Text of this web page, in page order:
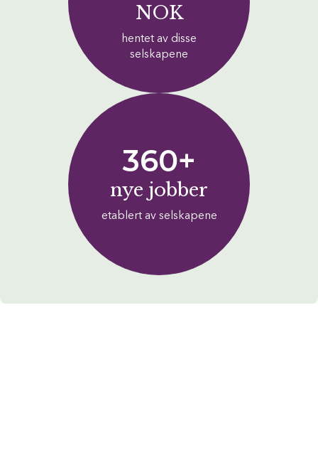
NOK
hentet av disse
selskapene
360+
nye jobber
etablert av selskapene